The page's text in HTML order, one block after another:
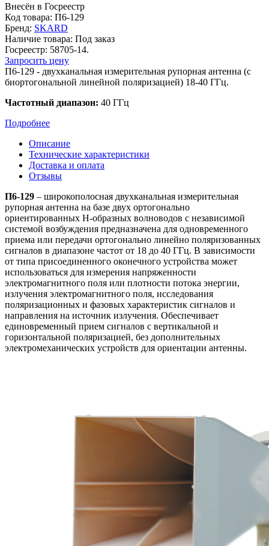
Внесён в Госреестр
Код товара: П6-129
Бренд: SKARD
Наличие товара: Под заказ
Госреестр: 58705-14.
Запросить цену
П6-129 - двухканальная измерительная рупорная антенна (с
биортогональной линейной поляризацией) 18-40 ГГц.
Частотный диапазон: 40 ГГц
Подробнее
Описание
Технические характеристики
Доставка и оплата
Отзывы
П6-129 – широкополосная двухканальная измерительная
рупорная антенна на базе двух ортогонально
ориентированных Н-образных волноводов с независимой
системой возбуждения предназначена для одновременного
приема или передачи ортогонально линейно поляризованных
сигналов в диапазоне частот от 18 до 40 ГГц. В зависимости
от типа присоединенного оконечного устройства может
использоваться для измерения напряженности
электромагнитного поля или плотности потока энергии,
излучения электромагнитного поля, исследования
поляризационных и фазовых характеристик сигналов и
направления на источник излучения. Обеспечивает
единовременный прием сигналов с вертикальной и
горизонтальной поляризацией, без дополнительных
электромеханических устройств для ориентации антенны.